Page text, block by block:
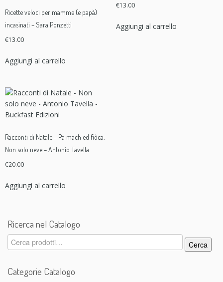
Ricette veloci per mamme (e papà)
incasinati – Sara Ponzetti
€13.00
Aggiungi al carrello
€13.00
Aggiungi al carrello
Racconti di Natale – Pa mach ëd fiòca,
Non solo neve – Antonio Tavella
€20.00
Aggiungi al carrello
Ricerca nel Catalogo
Cerca:
Cerca
Categorie Catalogo